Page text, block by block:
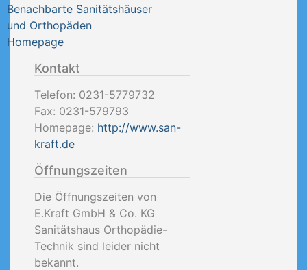
Benachbarte Sanitätshäuser
und Orthopäden
Homepage
Kontakt
Telefon: 0231-5779732
Fax: 0231-579793
Homepage: http://www.san-
kraft.de
Öffnungszeiten
Die Öffnungszeiten von
E.Kraft GmbH & Co. KG
Sanitätshaus Orthopädie-
Technik sind leider nicht
bekannt.